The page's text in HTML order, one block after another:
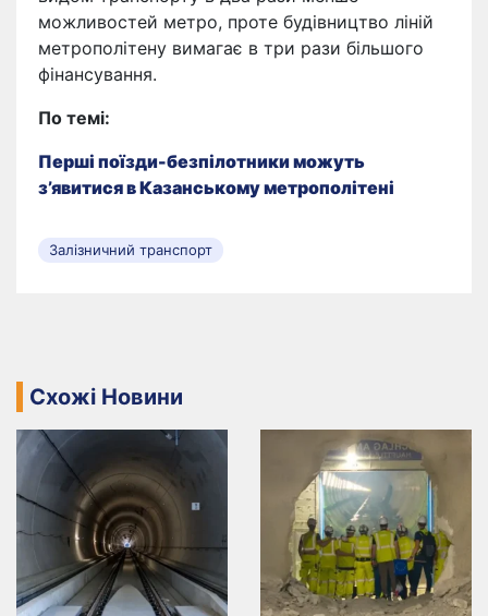
можливостей метро, ​​проте будівництво ліній
метрополітену вимагає в три рази більшого
фінансування.
По темі:
Перші поїзди-безпілотники можуть
з’явитися в Казанському метрополітені
Залізничний транспорт
Схожі Новини